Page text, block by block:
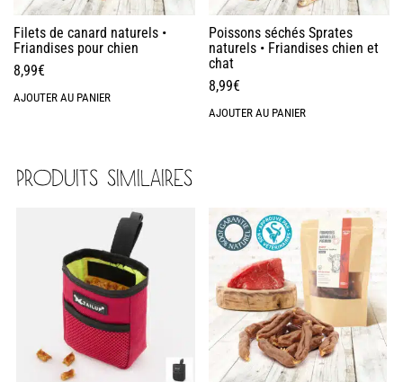
Filets de canard naturels •
Friandises pour chien
8,99€
AJOUTER AU PANIER
Poissons séchés Sprates
naturels • Friandises chien et
chat
8,99€
AJOUTER AU PANIER
PRODUITS SIMILAIRES